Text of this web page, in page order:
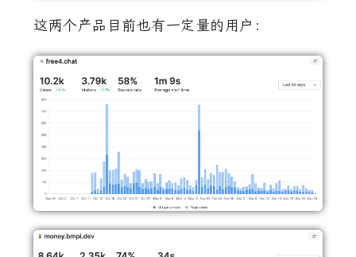
这两个产品目前也有一定量的用户：